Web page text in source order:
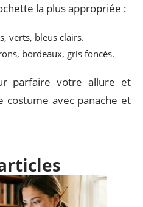
la plus appropriée :
verts, bleus clairs.
bordeaux, gris foncés.
parfaire votre allure et
avec panache et